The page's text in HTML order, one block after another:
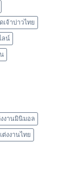
เจ้าบ่าวไทย
ลน์
งานมินิมอล
งงานไทย